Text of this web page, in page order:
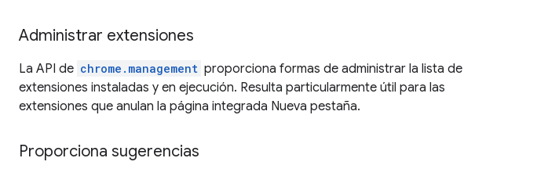
Administrar extensiones
La API de chrome.management proporciona formas de administrar la lista de
extensiones instaladas y en ejecución. Resulta particularmente útil para las
extensiones que anulan la página integrada Nueva pestaña.
Proporciona sugerencias